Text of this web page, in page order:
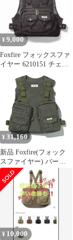
¥ 9,000
Foxfire フォックスファ
イヤー 6210151 チェス
トストラップベスト
¥ 31,160
新品 Foxfire(フォック
スファイヤー) バーチ
カルタックルベスト オ
リーブ フリー 6210269
¥ 10,000